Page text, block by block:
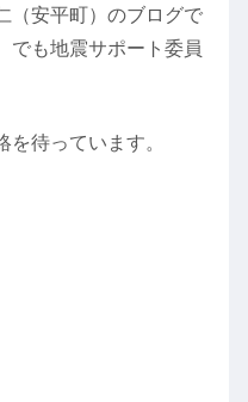
（安平町）のブログで
でも地震サポート委員
待っています。